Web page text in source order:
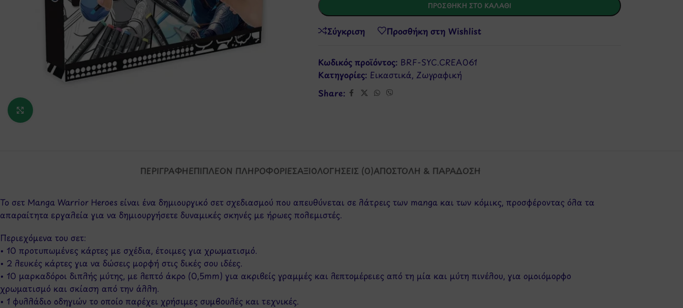
ΠΡΟΣΘΉΚΗ ΣΤΟ ΚΑΛΆΘΙ
Σύγκριση Προσθήκη στη Wishlist
Κωδικός προϊόντος: BRF-SYC.CREA061
Κατηγορίες: Εικαστικά, Ζωγραφική
Share:
ΠΕΡΙΓΡΑΦΉΕΠΙΠΛΈΟΝ ΠΛΗΡΟΦΟΡΊΕΣΑΞΙΟΛΟΓΉΣΕΙΣ (0)ΑΠΟΣΤΟΛΉ & ΠΑΡΆΔΟΣΗ
Το σετ Manga Warrior Heroes είναι ένα δημιουργικό σετ σχεδιασμού που απευθύνεται σε λάτρεις των manga και των κόμικς, προσφέροντας όλα τα
απαραίτητα εργαλεία για να δημιουργήσετε δυναμικές σκηνές με ήρωες πολεμιστές.
Περιεχόμενα του σετ:
• 10 προτυπωμένες κάρτες με σχέδια, έτοιμες για χρωματισμό.
• 2 λευκές κάρτες για να δώσεις μορφή στις δικές σου ιδέες.
• 10 μαρκαδόροι διπλής μύτης, με λεπτό άκρο (0,5mm) για ακριβείς γραμμές και λεπτομέρειες από τη μία και μύτη πινέλου, για ομοιόμορφο
χρωματισμό και σκίαση από την άλλη.
• 1 φυλλάδιο οδηγιών το οποίο παρέχει χρήσιμες συμβουλές και τεχνικές.